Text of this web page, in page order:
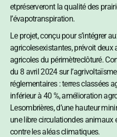
etpréserveront la qualité des
l’évapotranspiration.
Le projet, conçu pour s’intégrer
agricolesexistantes, prévoit
agricoles du périmètreclôturé.
du 8 avril 2024 sur
réglementaires : terres classées
inférieur à 40 %, amélioration
Lesombrières, d’une hauteur
une libre circulationdes animaux
contre les aléas climatiques.